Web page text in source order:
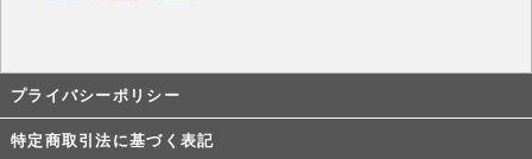
プライバシーポリシー
特定商取引法に基づく表記